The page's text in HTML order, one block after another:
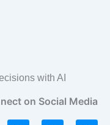
with AI
on Social Media